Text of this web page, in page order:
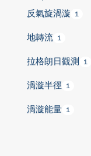
反氣旋渦漩 1
地轉流 1
拉格朗日觀測 1
渦漩半徑 1
渦漩能量 1